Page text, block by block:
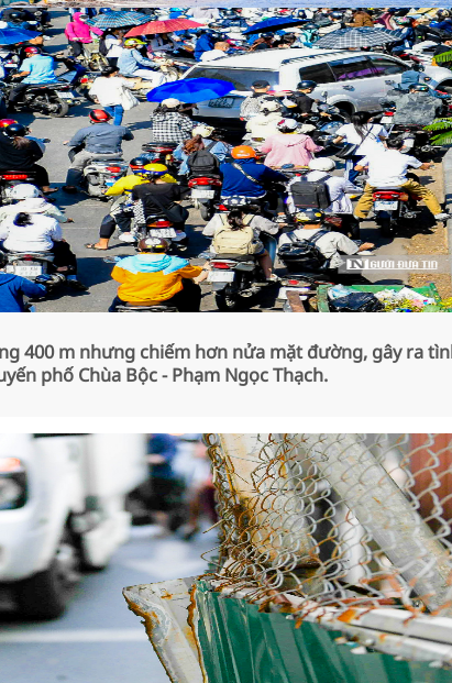
400 m nhưng chiếm hơn nửa mặt đường, gây ra
phố Chùa Bộc - Phạm Ngọc Thạch.